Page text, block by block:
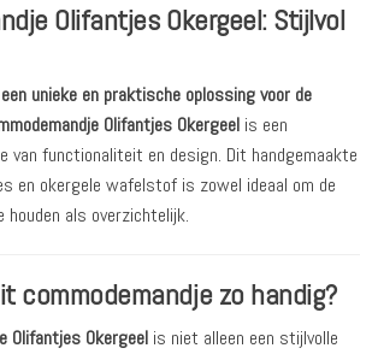
Olifantjes Okergeel: Stijlvol
unieke en praktische oplossing voor de
Olifantjes Okergeel is een
van functionaliteit en design. Dit handgemaakte
en okergele wafelstof is zowel ideaal om de
houden als overzichtelijk.
commodemandje zo handig?
Olifantjes Okergeel is niet alleen een stijlvolle